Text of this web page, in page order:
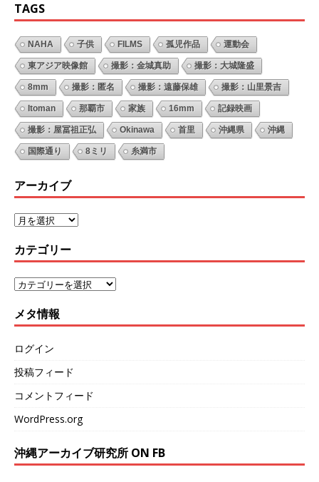
TAGS
NAHA 子供 FILMS 孤児作品 運動会
東アジア映像館 撮影：金城真助 撮影：大城隆盛
8mm 撮影：匿名 撮影：遠藤保雄 撮影：山里景吉
Itoman 那覇市 家族 16mm 記録映画
撮影：屋冨祖正弘 Okinawa 首里 沖縄県 沖縄
国際通り 8ミリ 糸満市
アーカイブ
カテゴリー
メタ情報
ログイン
投稿フィード
コメントフィード
WordPress.org
沖縄アーカイブ研究所 ON FB